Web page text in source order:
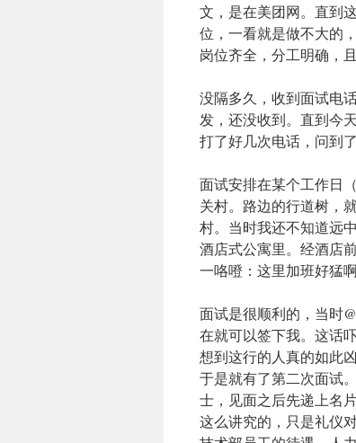
文，是在美团网。直到
位，一看就是做不大的
岗位齐全，分工明确，
没隔多久，收到面试电
发，还没收到。直到今
打了好几次电话，问到了
面试安排在某个工作日
关村。路边的行道树，
村。当时我还不知道远
酒店式公寓里。经酒店
一咯噔：这里加班好猛啊
面试是很顺利的，当时
在就可以签下我。这话
想到这行的人真的如此
于是就有了第二次面试
士，见面之后先递上名
这么讲究的，只是礼仪